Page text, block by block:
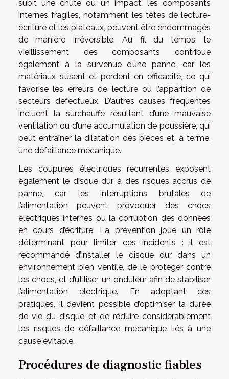
subit une chute ou un impact, les composants
internes fragiles, notamment les têtes de lecture-
écriture et les plateaux, peuvent être endommagés
de manière irréversible. Au fil du temps, le
vieillissement des composants contribue
également à la survenue d’une panne, car les
matériaux s’usent et perdent en efficacité, ce qui
favorise les erreurs de lecture ou l’apparition de
secteurs défectueux. D’autres causes fréquentes
incluent la surchauffe résultant d’une mauvaise
ventilation ou d’une accumulation de poussière, qui
peut entraîner la dilatation des pièces et, à terme,
une défaillance mécanique.
Les coupures électriques récurrentes exposent
également le disque dur à des risques accrus de
panne, car les interruptions brutales de
l’alimentation peuvent provoquer des chocs
électriques internes ou la corruption des données
en cours d’écriture. La prévention joue un rôle
déterminant pour limiter ces incidents : il est
recommandé d’installer le disque dur dans un
environnement bien ventilé, de le protéger contre
les chocs, et d’utiliser un onduleur afin de stabiliser
l’alimentation électrique. En adoptant ces
pratiques, il devient possible d’optimiser la durée
de vie du disque et de réduire considérablement
les risques de défaillance mécanique liés à une
cause évitable.
Procédures de diagnostic fiables